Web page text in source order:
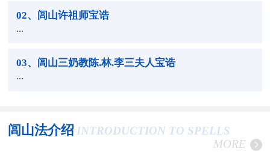
02、闾山许祖师宝诰
...
03、闾山三奶教陈.林.李三夫人宝诰
...
闾山法介绍 INTRODUCTION TO SPELLS
MORE